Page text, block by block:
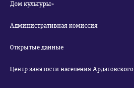
Дом культуры»
Административная комиссия
Открытые данные
Центр занятости населения